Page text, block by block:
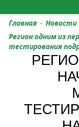
Главная - Новости
Регион одним из
тестирования